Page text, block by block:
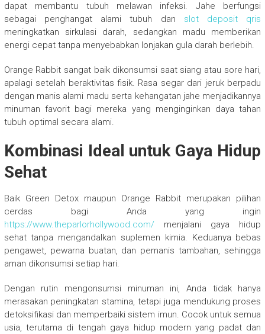
dapat membantu tubuh melawan infeksi. Jahe berfungsi
sebagai penghangat alami tubuh dan slot deposit qris
meningkatkan sirkulasi darah, sedangkan madu memberikan
energi cepat tanpa menyebabkan lonjakan gula darah berlebih.
Orange Rabbit sangat baik dikonsumsi saat siang atau sore hari,
apalagi setelah beraktivitas fisik. Rasa segar dari jeruk berpadu
dengan manis alami madu serta kehangatan jahe menjadikannya
minuman favorit bagi mereka yang menginginkan daya tahan
tubuh optimal secara alami.
Kombinasi Ideal untuk Gaya Hidup
Sehat
Baik Green Detox maupun Orange Rabbit merupakan pilihan
cerdas bagi Anda yang ingin
https://www.theparlorhollywood.com/menjalani gaya hidup
sehat tanpa mengandalkan suplemen kimia. Keduanya bebas
pengawet, pewarna buatan, dan pemanis tambahan, sehingga
aman dikonsumsi setiap hari.
Dengan rutin mengonsumsi minuman ini, Anda tidak hanya
merasakan peningkatan stamina, tetapi juga mendukung proses
detoksifikasi dan memperbaiki sistem imun. Cocok untuk semua
usia, terutama di tengah gaya hidup modern yang padat dan